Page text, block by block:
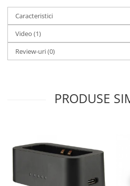
Caracteristici
Video (1)
Review-uri(0)
PRODUSE